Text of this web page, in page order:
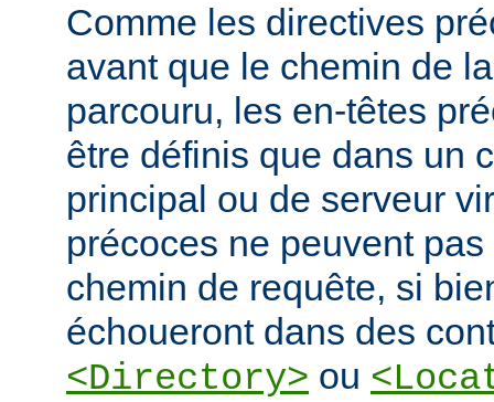
Comme les directives
avant que le chemin de
parcouru, les en-têtes
être définis que dans un
principal ou de serveur
précoces ne peuvent
chemin de requête, si
échoueront dans des
<Directory> ou